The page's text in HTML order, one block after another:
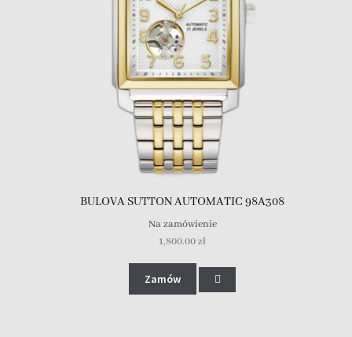
BULOVA SUTTON AUTOMATIC 98A308
Na zamówienie
1,800.00zł
Zamów